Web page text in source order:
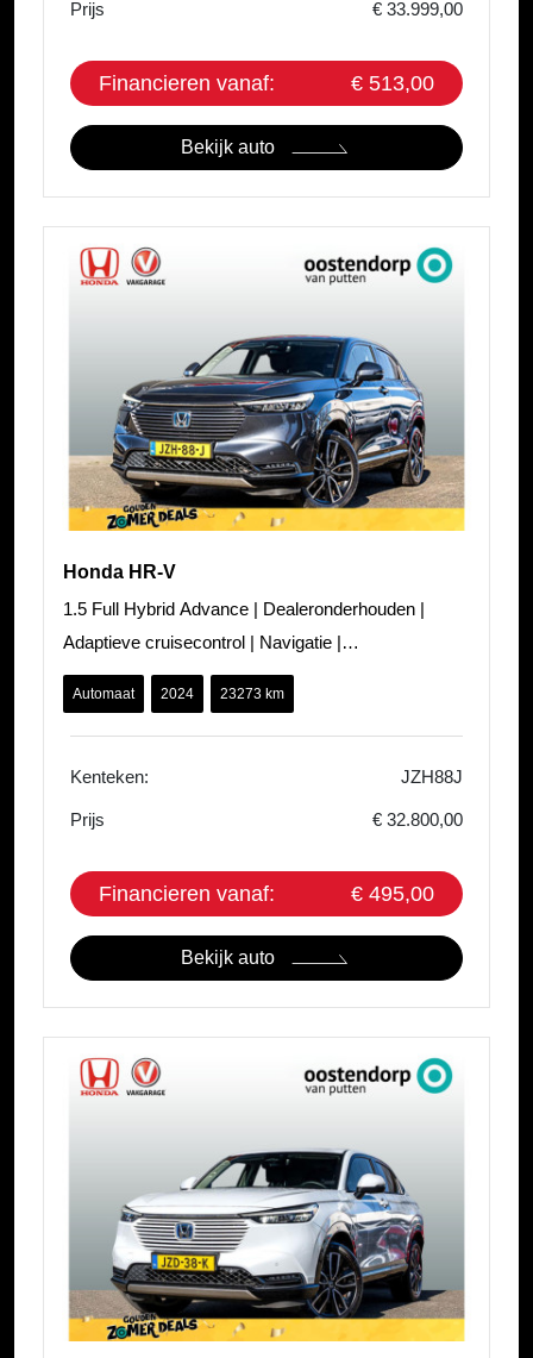
Prijs € 33.999,00
Financieren vanaf: € 513,00
Bekijk auto
Honda HR-V
1.5 Full Hybrid Advance | Dealeronderhouden |
Adaptieve cruisecontrol | Navigatie |
Stoelverwarming | PDC voor en achter | Elekt
Automaat 2024 23273 km
Kenteken: JZH88J
Prijs € 32.800,00
Financieren vanaf: € 495,00
Bekijk auto